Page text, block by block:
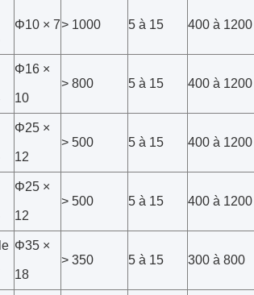
Φ10 × 7> 1000 5 à 15 400 à 1200
Φ16 ×
10
> 800 5 à 15 400 à 1200
Φ25 ×
12
> 500 5 à 15 400 à 1200
Φ25 ×
12
> 500 5 à 15 400 à 1200
Φ35 ×
18
> 350 5 à 15 300 à 800